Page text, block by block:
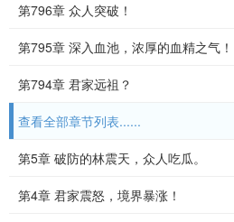
第796章 众人突破！
第795章 深入血池，浓厚的血精之气！
第794章 君家远祖？
查看全部章节列表......
第5章 破防的林震天，众人吃瓜。
第4章 君家震怒，境界暴涨！